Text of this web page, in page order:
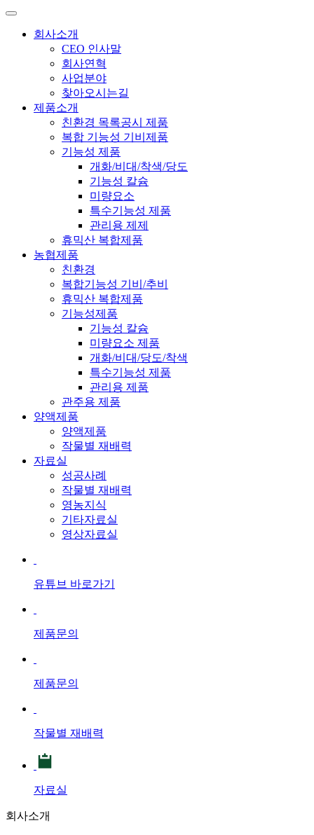
회사소개
CEO 인사말
회사연혁
사업분야
찾아오시는길
제품소개
친환경 목록공시 제품
복합 기능성 기비제품
기능성 제품
개화/비대/착색/당도
기능성 칼슘
미량요소
특수기능성 제품
관리용 제제
휴믹산 복합제품
농협제품
친환경
복합기능성 기비/추비
휴믹산 복합제품
기능성제품
기능성 칼슘
미량요소 제품
개화/비대/당도/착색
특수기능성 제품
관리용 제품
관주용 제품
양액제품
양액제품
작물별 재배력
자료실
성공사례
작물별 재배력
영농지식
기타자료실
영상자료실
유튜브 바로가기
제품문의
제품문의
작물별 재배력
자료실
회사소개